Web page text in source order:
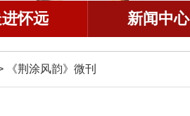
怀远 新闻中心
《荆涂风韵》微刊